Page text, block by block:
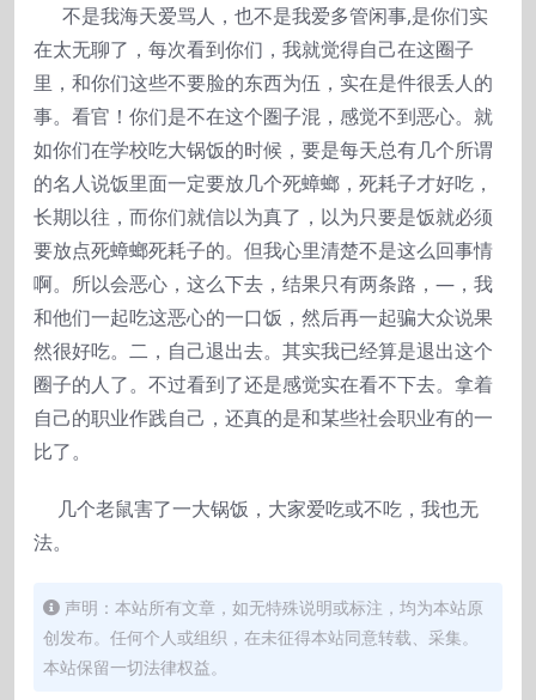
不是我海天爱骂人，也不是我爱多管闲事,是你们实
在太无聊了，每次看到你们，我就觉得自己在这圈子
里，和你们这些不要脸的东西为伍，实在是件很丢人的
事。看官！你们是不在这个圏子混，感觉不到恶心。就
如你们在学校吃大锅饭的时候，要是每天总有几个所谓
的名人说饭里面一定要放几个死蟑螂，死耗子才好吃，
长期以往，而你们就信以为真了，以为只要是饭就必须
要放点死蟑螂死耗子的。但我心里清楚不是这么回事情
啊。所以会恶心，这么下去，结果只有两条路，―，我
和他们一起吃这恶心的一口饭，然后再一起骗大众说果
然很好吃。二，自己退出去。其实我已经算是退出这个
圈子的人了。不过看到了还是感觉实在看不下去。拿着
自己的职业作践自己，还真的是和某些社会职业有的一
比了。
几个老鼠害了一大锅饭，大家爱吃或不吃，我也无
法。
声明：本站所有文章，如无特殊说明或标注，均为本站原
创发布。任何个人或组织，在未征得本站同意转载、采集。
本站保留一切法律权益。